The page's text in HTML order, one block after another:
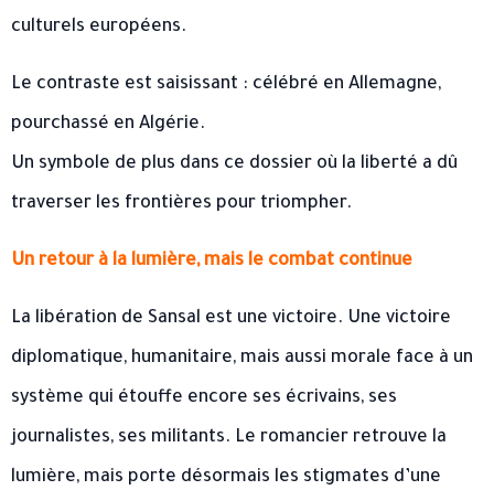
culturels européens.
Le contraste est saisissant : célébré en Allemagne,
pourchassé en Algérie.
Un symbole de plus dans ce dossier où la liberté a dû
traverser les frontières pour triompher.
Un retour à la lumière, mais le combat continue
La libération de Sansal est une victoire. Une victoire
diplomatique, humanitaire, mais aussi morale face à un
système qui étouffe encore ses écrivains, ses
journalistes, ses militants. Le romancier retrouve la
lumière, mais porte désormais les stigmates d’une